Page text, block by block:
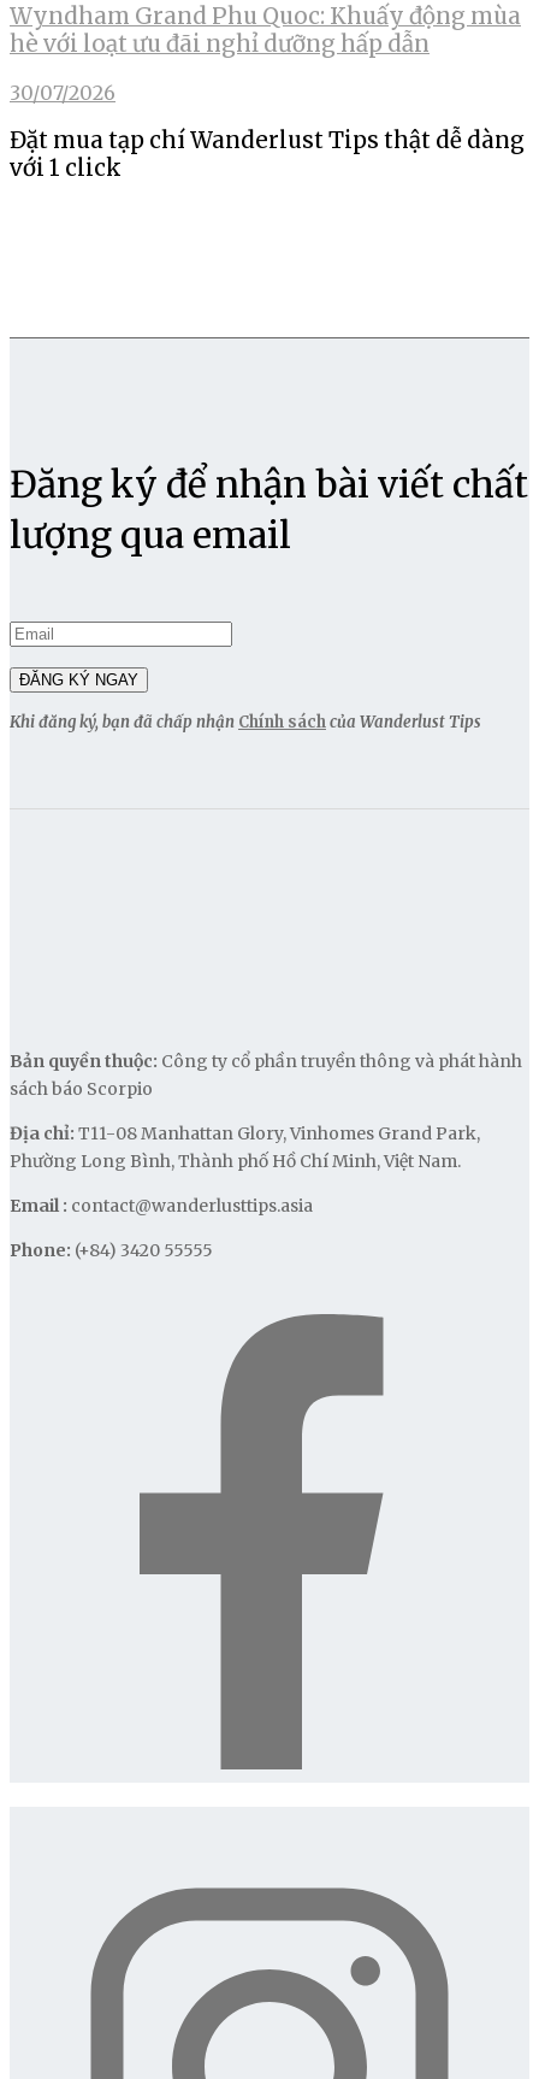
Wyndham Grand Phu Quoc: Khuấy động mùa
hè với loạt ưu đãi nghỉ dưỡng hấp dẫn
30/07/2026
Đặt mua tạp chí Wanderlust Tips thật dễ dàng
với 1 click
Đăng ký để nhận bài viết chất
lượng qua email
Khi đăng ký, bạn đã chấp nhận Chính sáchcủa Wanderlust Tips
Bản quyền thuộc: Công ty cổ phần truyền thông và phát hành
sách báo Scorpio
Địa chỉ: T11-08 Manhattan Glory, Vinhomes Grand Park,
Phường Long Bình, Thành phố Hồ Chí Minh, Việt Nam.
Email : contact@wanderlusttips.asia
Phone: (+84) 3420 55555